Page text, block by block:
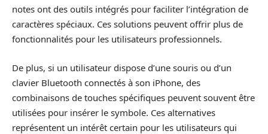
notes ont des outils intégrés pour faciliter l’intégration de
caractères spéciaux. Ces solutions peuvent offrir plus de
fonctionnalités pour les utilisateurs professionnels.
De plus, si un utilisateur dispose d’une souris ou d’un
clavier Bluetooth connectés à son iPhone, des
combinaisons de touches spécifiques peuvent souvent être
utilisées pour insérer le symbole. Ces alternatives
représentent un intérêt certain pour les utilisateurs qui